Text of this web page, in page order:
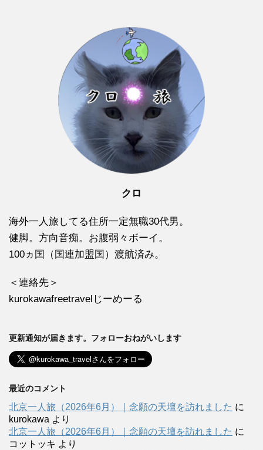
クロ
海外一人旅してる住所一定無職30代男。
健脚。方向音痴。お腹弱々ボーイ。
100ヵ国（国連加盟国）渡航済み。
＜連絡先＞
kurokawafreetravelじーめーる
更新通知が届きます。フォローおねがいします
最近のコメント
北京一人旅（2026年6月）｜念願の天壇を訪れました に
kurokawa より
北京一人旅（2026年6月）｜念願の天壇を訪れました に
コットッキ より